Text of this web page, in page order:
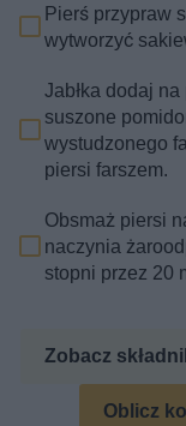
Pierś przypraw
wytworzyć
Jabłka dodaj
suszone
wystudzonego
piersi farszem.
Obsmaż piersi
naczynia
stopni przez 20
Zobacz
Oblicz